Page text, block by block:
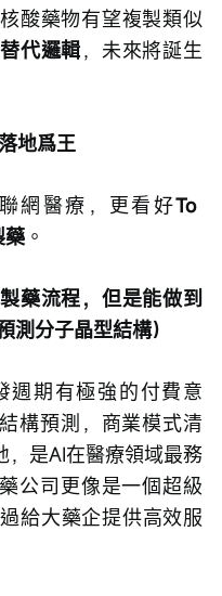
酸藥物有望複製類似
代邏輯，未來將誕生
地爲王
網醫療，更看好To
藥。
藥流程，但是能做到
分子晶型結構）
週期有極強的付費意
構預測，商業模式清
，是AI在醫療領域最務
公司更像是一個超級
給大藥企提供高效服